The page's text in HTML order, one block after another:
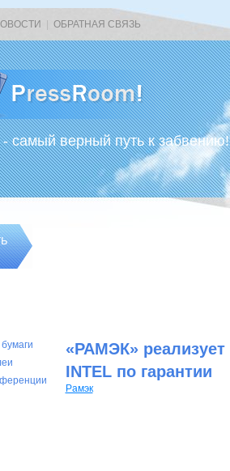
ОБРАТНАЯ СВЯЗЬ
- самый верный путь к
«РАМЭК»
INTEL по гарантии
Рамэк